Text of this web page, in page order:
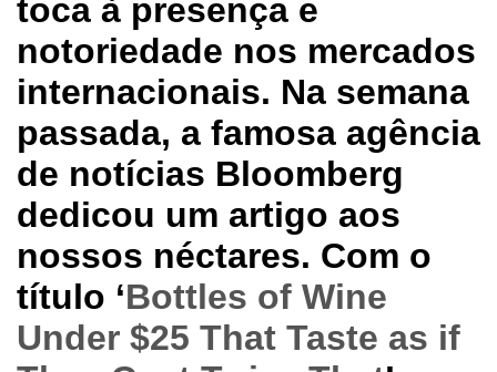
toca à presença e
notoriedade nos mercados
internacionais. Na semana
passada, a famosa agência
de notícias Bloomberg
dedicou um artigo aos
nossos néctares. Com o
título ‘Bottles of Wine
Under $25 That Taste as if